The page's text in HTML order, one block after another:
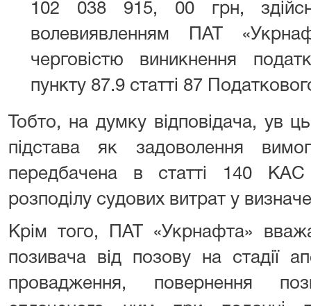
102 038 915, 00 грн,
волевиявленням ПАТ
черговістю виникнення
пункту 87.9 статті 87
Тобто, на думку відповідача, ув
підстава як задоволення
передбачена в статті 140
розподілу судових витрат у
Крім того, ПАТ «Укрнафта»
позивача від позову на стадії
провадження, повернення